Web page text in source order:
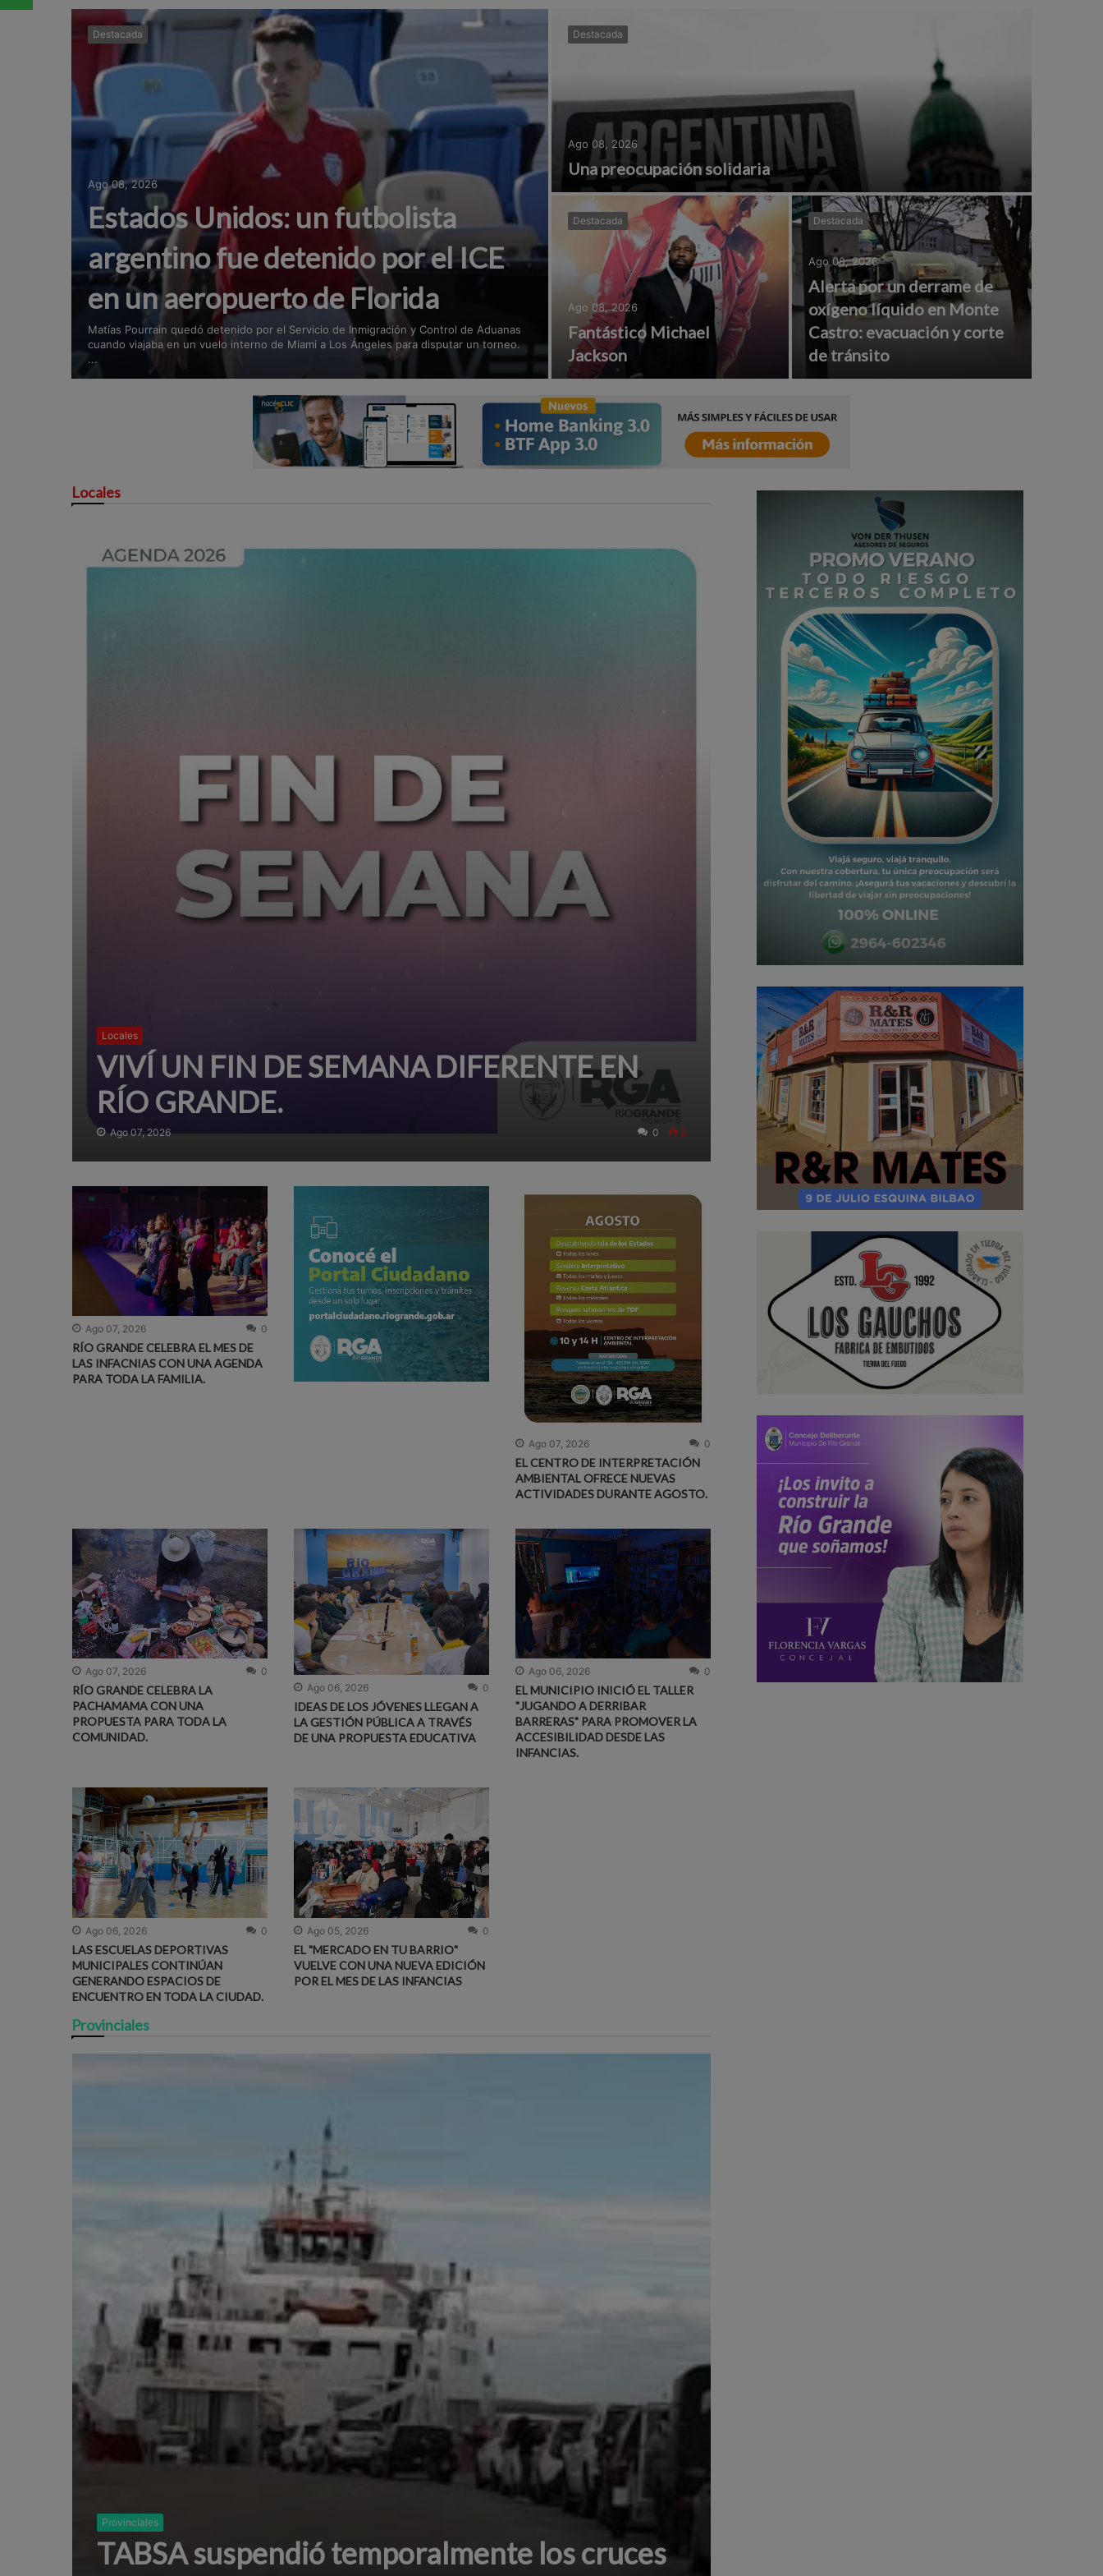
Destacada
Ago 08, 2026
Estados Unidos: un futbolista
argentino fue detenido por el ICE
en un aeropuerto de Florida
Matías Pourrain quedó detenido por el Servicio de Inmigración y Control de Aduanas
cuando viajaba en un vuelo interno de Miami a Los Ángeles para disputar un torneo.
...
Destacada
Ago 08, 2026
Una preocupación solidaria
Destacada
Ago 08, 2026
Fantástico Michael
Jackson
Destacada
Ago 08, 2026
Alerta por un derrame de
oxígeno líquido en Monte
Castro: evacuación y corte
de tránsito
Locales
Locales
VIVÍ UN FIN DE SEMANA DIFERENTE EN
RÍO GRANDE.
Ago 07, 2026 0 2
Ago 07, 2026 0
RÍO GRANDE CELEBRA EL MES DE
LAS INFACNIAS CON UNA AGENDA
PARA TODA LA FAMILIA.
Ago 07, 2026 0
EL CENTRO DE INTERPRETACIÓN
AMBIENTAL OFRECE NUEVAS
ACTIVIDADES DURANTE AGOSTO.
Ago 07, 2026 0
RÍO GRANDE CELEBRA LA
PACHAMAMA CON UNA
PROPUESTA PARA TODA LA
COMUNIDAD.
Ago 06, 2026 0
IDEAS DE LOS JÓVENES LLEGAN A
LA GESTIÓN PÚBLICA A TRAVÉS
DE UNA PROPUESTA EDUCATIVA
Ago 06, 2026 0
EL MUNICIPIO INICIÓ EL TALLER
"JUGANDO A DERRIBAR
BARRERAS" PARA PROMOVER LA
ACCESIBILIDAD DESDE LAS
INFANCIAS.
Ago 06, 2026 0
LAS ESCUELAS DEPORTIVAS
MUNICIPALES CONTINÚAN
GENERANDO ESPACIOS DE
ENCUENTRO EN TODA LA CIUDAD.
Ago 05, 2026 0
EL "MERCADO EN TU BARRIO"
VUELVE CON UNA NUEVA EDICIÓN
POR EL MES DE LAS INFANCIAS
Provinciales
Provinciales
TABSA suspendió temporalmente los cruces